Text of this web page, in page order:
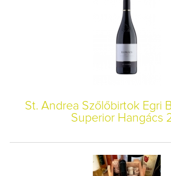
St. Andrea Szőlőbirtok Egri
Superior Hangács